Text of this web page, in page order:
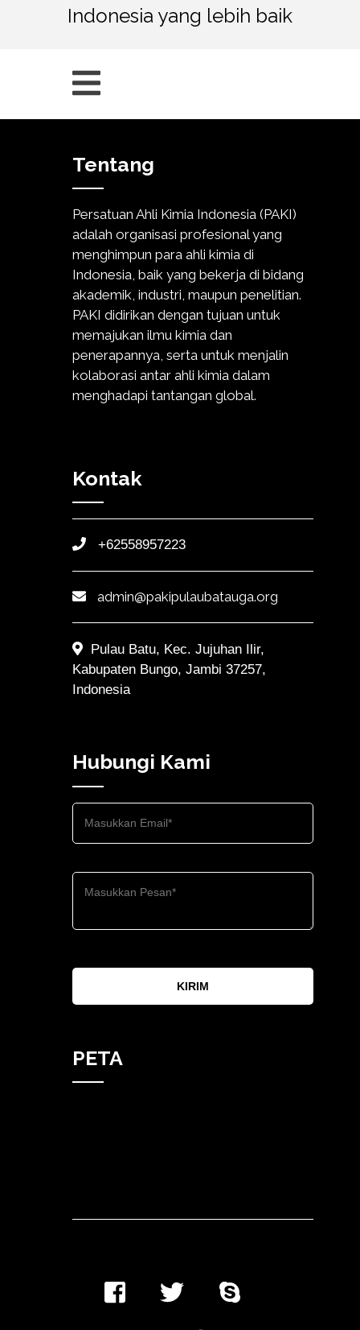
Indonesia yang lebih baik
Tentang
Persatuan Ahli Kimia Indonesia (PAKI)
adalah organisasi profesional yang
menghimpun para ahli kimia di
Indonesia, baik yang bekerja di bidang
akademik, industri, maupun penelitian.
PAKI didirikan dengan tujuan untuk
memajukan ilmu kimia dan
penerapannya, serta untuk menjalin
kolaborasi antar ahli kimia dalam
menghadapi tantangan global.
Kontak
+62558957223
admin@pakipulaubatauga.org
Pulau Batu, Kec. Jujuhan Ilir,
Kabupaten Bungo, Jambi 37257,
Indonesia
Hubungi Kami
KIRIM
PETA